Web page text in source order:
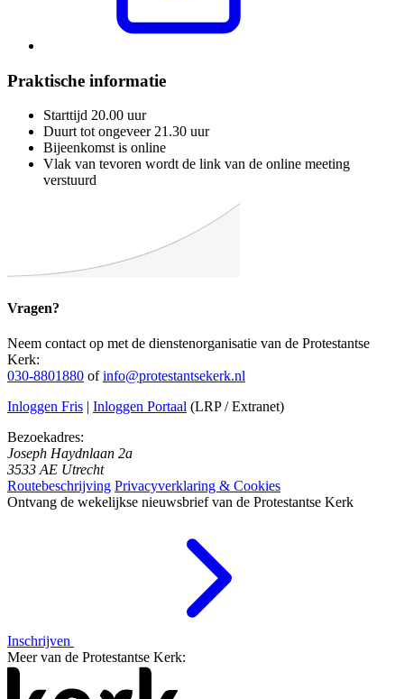
Praktische informatie
Starttijd 20.00 uur
Duurt tot ongeveer 21.30 uur
Bijeenkomst is online
Vlak van tevoren wordt de link van de online meeting
verstuurd
Vragen?
Neem contact op met de dienstenorganisatie van de Protestantse
Kerk:
030-8801880 ofinfo@protestantsekerk.nl
Inloggen Fris | Inloggen Portaal (LRP / Extranet)
Bezoekadres:
Joseph Haydnlaan 2a
3533 AE Utrecht
Routebeschrijving Privacyverklaring & Cookies
Ontvang de wekelijkse nieuwsbrief van de Protestantse Kerk
Inschrijven
Meer van de Protestantse Kerk: